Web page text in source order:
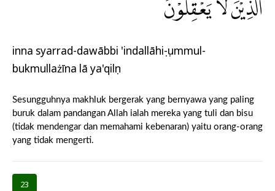
الَّذِيْنَ لَا يَعْقِلُوْنَ
inna syarrad-dawābbi 'indallāhiṣ-ṣummul-
bukmullażīna lā ya'qilụn
Sesungguhnya makhluk bergerak yang bernyawa yang paling
buruk dalam pandangan Allah ialah mereka yang tuli dan bisu
(tidak mendengar dan memahami kebenaran) yaitu orang-orang
yang tidak mengerti.
23